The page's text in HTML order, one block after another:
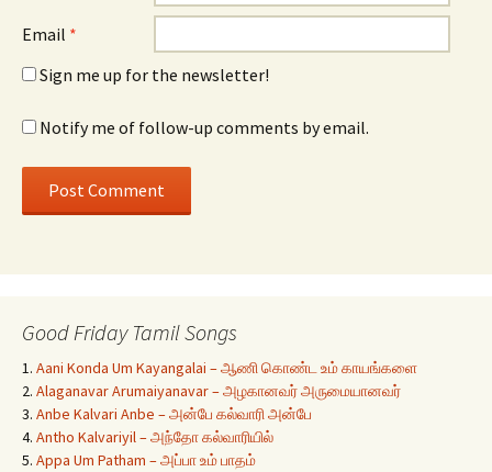
Email *
Sign me up for the newsletter!
Notify me of follow-up comments by email.
Good Friday Tamil Songs
1. Aani Konda Um Kayangalai – ஆணி கொண்ட உம் காயங்களை
2. Alaganavar Arumaiyanavar – அழகானவர் அருமையானவர்
3. Anbe Kalvari Anbe – அன்பே கல்வாரி அன்பே
4. Antho Kalvariyil – அந்தோ கல்வாரியில்
5. Appa Um Patham – அப்பா உம் பாதம்